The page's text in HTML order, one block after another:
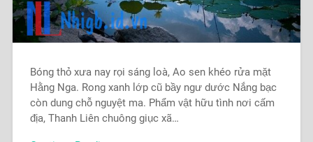
Bóng thỏ xưa nay rọi sáng loà, Ao sen khéo rửa mặt
Hằng Nga. Rong xanh lớp cũ bầy ngư dước Nắng bạc
còn dung chỗ nguyệt ma. Phẩm vật hữu tình nơi cấm
địa, Thanh Liên chuông giục xã…